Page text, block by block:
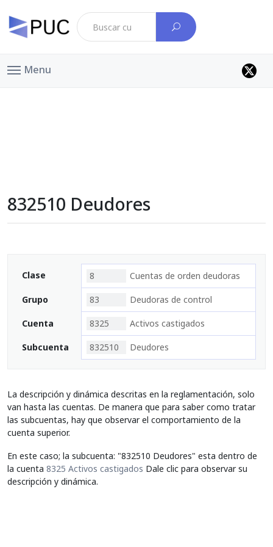
Menu
832510 Deudores
Clase 8 Cuentas de orden deudoras
Grupo 83 Deudoras de control
Cuenta 8325 Activos castigados
Subcuenta 832510 Deudores
La descripción y dinámica descritas en la reglamentación, solo
van hasta las cuentas. De manera que para saber como tratar
las subcuentas, hay que observar el comportamiento de la
cuenta superior.
En este caso; la subcuenta: "832510 Deudores" esta dentro de
la cuenta 8325 Activos castigados Dale clic para observar su
descripción y dinámica.